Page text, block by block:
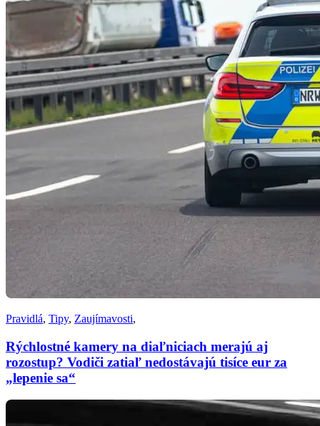
Pravidlá, Tipy, Zaujímavosti,
Rýchlostné kamery na diaľniciach merajú aj
rozostup? Vodiči zatiaľ nedostávajú tisíce eur za
„lepenie sa“